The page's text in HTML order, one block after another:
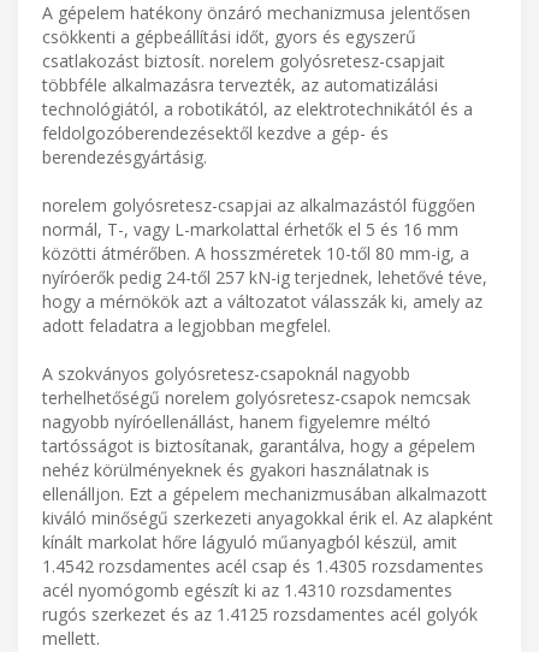
A gépelem hatékony önzáró mechanizmusa jelentősen
csökkenti a gépbeállítási időt, gyors és egyszerű
csatlakozást biztosít. norelem golyósretesz-csapjait
többféle alkalmazásra tervezték, az automatizálási
technológiától, a robotikától, az elektrotechnikától és a
feldolgozóberendezésektől kezdve a gép- és
berendezésgyártásig.
norelem golyósretesz-csapjai az alkalmazástól függően
normál, T-, vagy L-markolattal érhetők el 5 és 16 mm
közötti átmérőben. A hosszméretek 10-től 80 mm-ig, a
nyíróerők pedig 24-től 257 kN-ig terjednek, lehetővé téve,
hogy a mérnökök azt a változatot válasszák ki, amely az
adott feladatra a legjobban megfelel.
A szokványos golyósretesz-csapoknál nagyobb
terhelhetőségű norelem golyósretesz-csapok nemcsak
nagyobb nyíróellenállást, hanem figyelemre méltó
tartósságot is biztosítanak, garantálva, hogy a gépelem
nehéz körülményeknek és gyakori használatnak is
ellenálljon. Ezt a gépelem mechanizmusában alkalmazott
kiváló minőségű szerkezeti anyagokkal érik el. Az alapként
kínált markolat hőre lágyuló műanyagból készül, amit
1.4542 rozsdamentes acél csap és 1.4305 rozsdamentes
acél nyomógomb egészít ki az 1.4310 rozsdamentes
rugós szerkezet és az 1.4125 rozsdamentes acél golyók
mellett.